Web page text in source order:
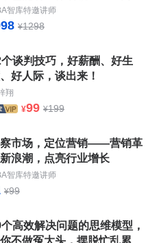
智库特邀讲师
¥1298
谈判技巧，好薪酬、好生
好人际，谈出来！
翔
¥99 ¥199
市场，定位营销——营销革
浪潮，点亮行业增长
智库特邀讲师
¥99
高效解决问题的思维模型，
不做冤大头，摆脱忙乱累